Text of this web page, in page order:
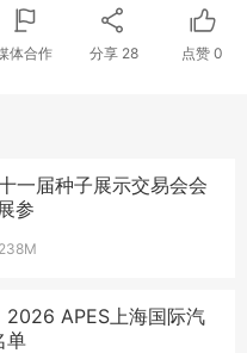
体合作 分享 28 点赞0
一届种子展示交易会会
参
238M
2026 APES上海国际汽
单